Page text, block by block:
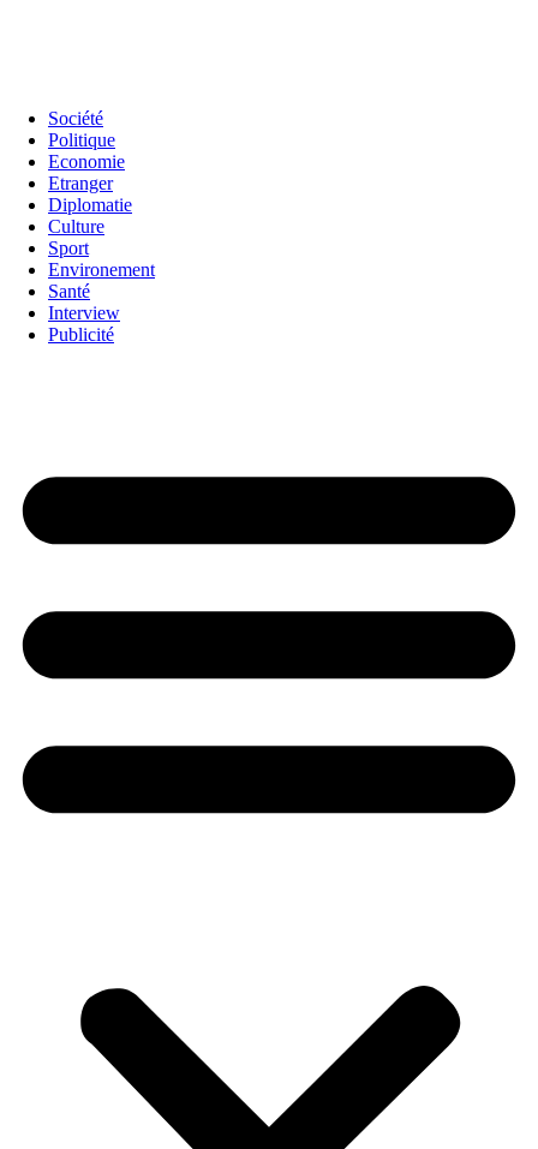
Société
Politique
Economie
Etranger
Diplomatie
Culture
Sport
Environement
Santé
Interview
Publicité